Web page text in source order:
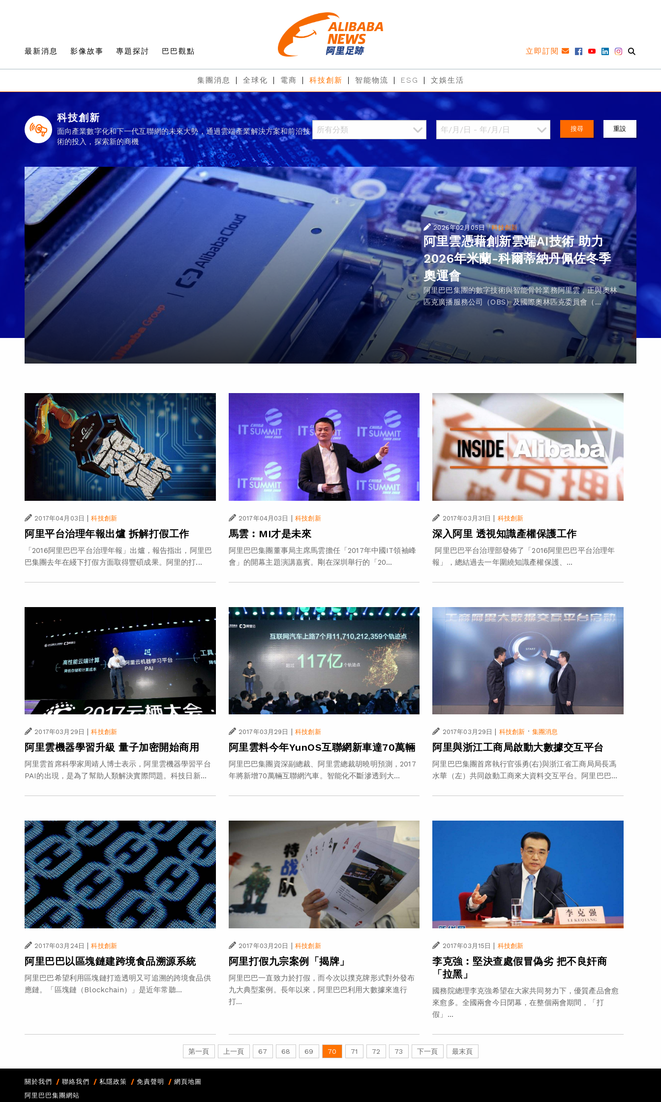
最新消息 影像故事 專題探討 巴巴觀點 立即訂閱
集團消息 全球化 電商 科技創新 智能物流 ESG 文娛生活
科技創新
面向產業數字化和下一代互聯網的未來大勢，通過雲端產業解決方案和前沿技
術的投入，探索新的商機
搜尋 重設
2026年02月05日 |科技創新
阿里雲憑藉創新雲端AI技術 助力
2026年米蘭-科爾蒂納丹佩佐冬季
奧運會
阿里巴巴集團的數字技術與智能骨幹業務阿里雲，正與奧林
匹克廣播服務公司（OBS）及國際奧林匹克委員會（...
2017年04月03日 | 科技創新
阿里平台治理年報出爐 拆解打假工作
「2016阿里巴巴平台治理年報」出爐，報告指出，阿里巴
巴集團去年在綫下打假方面取得豐碩成果。阿里的打...
2017年04月03日 | 科技創新
馬雲︰MI才是未來
阿里巴巴集團董事局主席馬雲擔任「2017年中國IT領袖峰
會」的開幕主題演講嘉賓。剛在深圳舉行的「20...
2017年03月31日 | 科技創新
深入阿里 透視知識產權保護工作
阿里巴巴平台治理部發佈了「2016阿里巴巴平台治理年
報」，總結過去一年圍繞知識產權保護、...
2017年03月29日 | 科技創新
阿里雲機器學習升級 量子加密開始商用
阿里雲首席科學家周靖人博士表示，阿里雲機器學習平台
PAI的出現，是為了幫助人類解決實際問題。科技日新...
2017年03月29日 | 科技創新
阿里雲料今年YunOS互聯網新車達70萬輛
阿里巴巴集團資深副總裁、阿里雲總裁胡曉明預測，2017
年將新增70萬輛互聯網汽車。智能化不斷滲透到大...
2017年03月29日 | 科技創新 · 集團消息
阿里與浙江工商局啟動大數據交互平台
阿里巴巴集團首席執行官張勇(右)與浙江省工商局局長馮
水華（左）共同啟動工商來大資料交互平台。阿里巴巴...
2017年03月24日 | 科技創新
阿里巴巴以區塊鏈建跨境食品溯源系統
阿里巴巴希望利用區塊鏈打造透明又可追溯的跨境食品供
應鏈。「區塊鏈（Blockchain）」是近年常聽...
2017年03月20日 | 科技創新
阿里打假九宗案例「揭牌」
阿里巴巴一直致力於打假，而今次以撲克牌形式對外發布
九大典型案例。長年以來，阿里巴巴利用大數據來進行
打...
2017年03月15日 | 科技創新
李克強︰堅決查處假冒偽劣 把不良奸商
「拉黑」
國務院總理李克強希望在大家共同努力下，優質產品會愈
來愈多。全國兩會今日閉幕，在整個兩會期間，「打
假」...
第一頁 上一頁 67 68 69 70 71 72 73 下一頁 最末頁
關於我們 聯絡我們 私隱政策 免責聲明
網頁地圖
阿里巴巴集團網站